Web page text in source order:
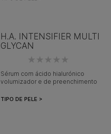
H.A. INTENSIFIER MULTI
GLYCAN
Sérum com ácido hialurónico
volumizador e de preenchimento
TIPO DE PELE >